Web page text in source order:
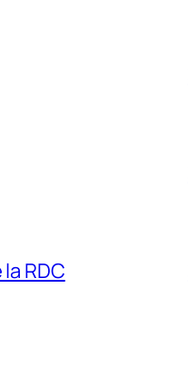
RDC